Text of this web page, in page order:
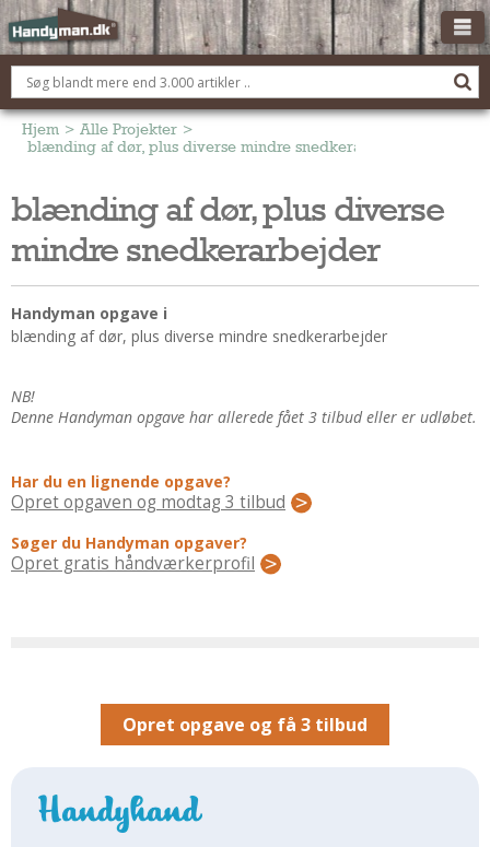
OM HANDYMAN.DK
FÅ 3 TILBUD
ANNONCERING
BOLIG KØBERÅDGIVNING
TØMRER/SNEDKER
Alt Om Køkkenet
Andet
Regler Og Love
Om Materialer
Varme Og Energi
Indendørs
Hjem > Alle Projekter >
blænding af dør, plus diverse mindre snedkerarbejder
blænding af dør, plus diverse
mindre snedkerarbejder
Handyman opgave i
blænding af dør, plus diverse mindre snedkerarbejder
NB!
Denne Handyman opgave har allerede fået 3 tilbud eller er udløbet.
Har du en lignende opgave?
Opret opgaven og modtag 3 tilbud
Søger du Handyman opgaver?
Opret gratis håndværkerprofil
Opret opgave og få 3 tilbud